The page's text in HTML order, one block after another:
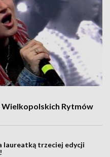
Wielkopolskich Rytmów
laureatką trzeciej edycji